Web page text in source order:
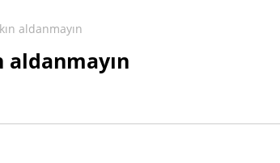
aldanmayın
aldanmayın